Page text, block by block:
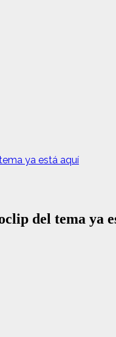
ya está aquí
del tema ya